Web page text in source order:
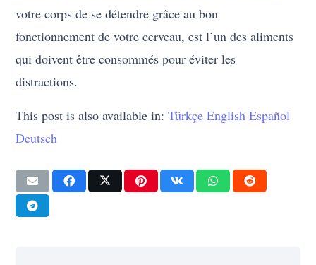
votre corps de se détendre grâce au bon
fonctionnement de votre cerveau, est l’un des aliments
qui doivent être consommés pour éviter les
distractions.
This post is also available in:Türkçe English Español
Deutsch